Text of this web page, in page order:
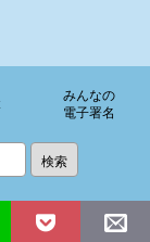
みんなの
電子署名